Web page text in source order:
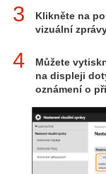
3 Klikněte na
vizuální
4
Můžete
na displeji
oznámení o